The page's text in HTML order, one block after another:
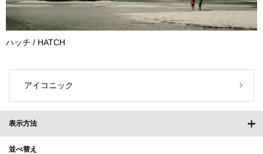
ハッチ / HATCH
アイコニック
表示方法
並べ替え